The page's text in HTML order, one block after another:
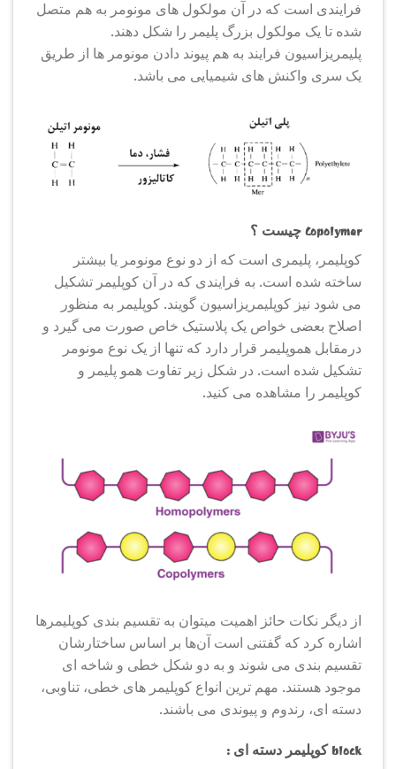
فرایندی است که در آن مولکول های مونومر به هم متصل
شده تا یک مولکول بزرگ پلیمر را شکل دهند.
پلیمریزاسیون فرایند به هم پیوند دادن مونومر ها از طریق
یک سری واکنش های شیمیایی می باشد.
Copolymer چیست ؟
کوپلیمر، پلیمری است که از دو نوع مونومر یا بیشتر
ساخته شده است. به فرایندی که در آن کوپلیمر تشکیل
می شود نیز کوپلیمریزاسیون گویند. کوپلیمر به منظور
اصلاح بعضی خواص یک پلاستیک خاص صورت می گیرد و
درمقابل هموپلیمر قرار دارد که تنها از یک نوع مونومر
تشکیل شده است. در شکل زیر تفاوت همو پلیمر و
کوپلیمر را مشاهده می کنید.
از دیگر نکات حائز اهمیت میتوان به تقسیم بندی کوپلیمرها
اشاره کرد که گفتنی است آن‌ها بر اساس ساختارشان
تقسیم بندی می شوند و به دو شکل خطی و شاخه ای
موجود هستند. مهم ترین انواع کوپلیمر های خطی، تناوبی،
دسته ای، رندوم و پیوندی می باشند.
block کوپلیمر دسته ای :